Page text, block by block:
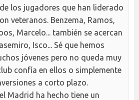
los jugadores que han liderado
veteranos. Benzema, Ramos,
Marcelo... también se acercan
Isco... Sé que hemos
jóvenes pero no queda muy
confía en ellos o simplemente
a corto plazo.
Madrid ha hecho tiene un